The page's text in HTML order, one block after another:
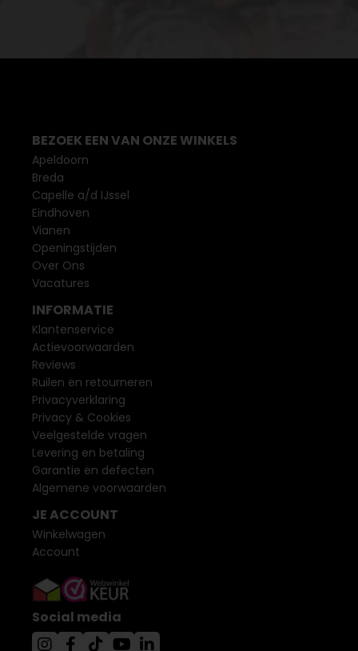
BEZOEK EEN VAN ONZE WINKELS
Apeldoorn
Breda
Capelle a/d IJssel
Eindhoven
Vianen
Openingstijden
Over Ons
Vacatures
INFORMATIE
Klantenservice
Actievoorwaarden
Reviews
Ruilen en retourneren
Privacyverklaring
Privacy & Cookies
Veelgestelde vragen
Levering en betaling
Garantie en defecten
Algemene voorwaarden
JE ACCOUNT
Winkelwagen
Account
Social media